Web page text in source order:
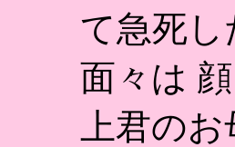
て急死し
面々は
上君の